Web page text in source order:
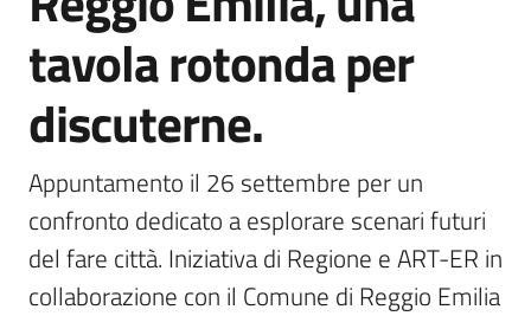
Territorio
Argomenti
Novità
tavola rotonda per
discuterne.
Appuntamento il 26 settembre per un
confronto dedicato a esplorare scenari futuri
del fare città. Iniziativa di Regione e ART-ER in
collaborazione con il Comune di Reggio Emilia